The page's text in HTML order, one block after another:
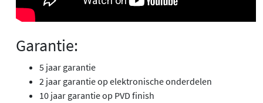
Garantie:
5 jaar garantie
2 jaar garantie op elektronische onderdelen
10 jaar garantie op PVD finish